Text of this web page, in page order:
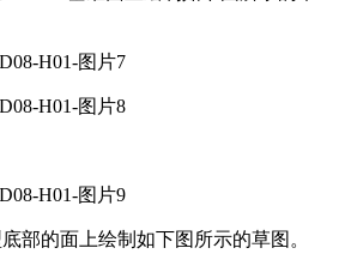
部的面上绘制如下图所示的草图。